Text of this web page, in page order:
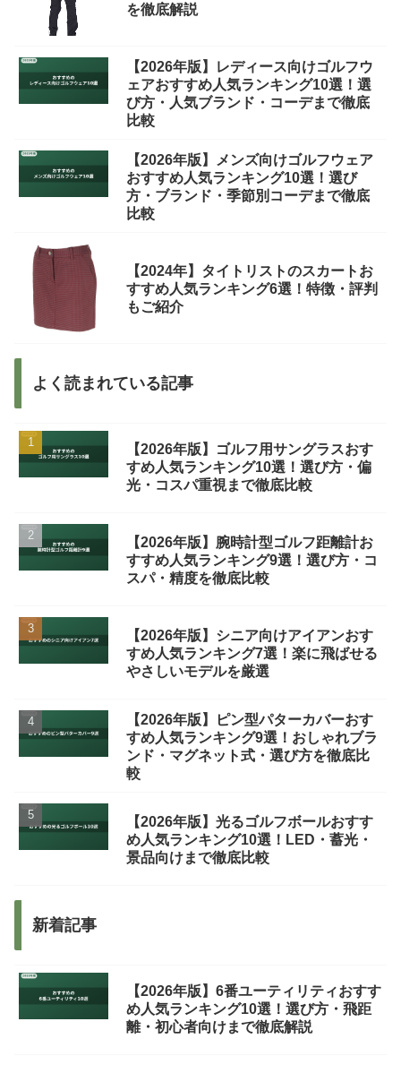
を徹底解説
【2026年版】レディース向けゴルフウ
ェアおすすめ人気ランキング10選！選
び方・人気ブランド・コーデまで徹底
比較
【2026年版】メンズ向けゴルフウェア
おすすめ人気ランキング10選！選び
方・ブランド・季節別コーデまで徹底
比較
【2024年】タイトリストのスカートお
すすめ人気ランキング6選！特徴・評判
もご紹介
よく読まれている記事
【2026年版】ゴルフ用サングラスおす
すめ人気ランキング10選！選び方・偏
光・コスパ重視まで徹底比較
【2026年版】腕時計型ゴルフ距離計お
すすめ人気ランキング9選！選び方・コ
スパ・精度を徹底比較
【2026年版】シニア向けアイアンおす
すめ人気ランキング7選！楽に飛ばせる
やさしいモデルを厳選
【2026年版】ピン型パターカバーおす
すめ人気ランキング9選！おしゃれブラ
ンド・マグネット式・選び方を徹底比
較
【2026年版】光るゴルフボールおすす
め人気ランキング10選！LED・蓄光・
景品向けまで徹底比較
新着記事
【2026年版】6番ユーティリティおすす
め人気ランキング10選！選び方・飛距
離・初心者向けまで徹底解説